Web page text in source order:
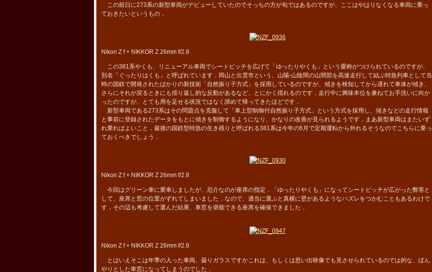
この前日に273系の新型車両がデビューしていたのでそっちの方が旬ではあるのですが、ここはやはりなくなる車両に乗っ
ておきたいというもの．
Nikon Z f + NIKKOR Z 26mm f/2.8
この381系やくも、リニューアル車両でシートピッチを広げて「ゆったりやくも」という愛称がつけられているのですが、
別名「ぐったりはくも」と呼ばれています．岡山と出雲市という、山陽-山陰間の山間部を高速走行して結ぶ特急列車として当
時の国鉄で開発されたばかりの新技術「自然振り子方式」を採用しているのですが、傾きを検知してから遅れて車体が傾き、
さらにそれが戻るときにも揺り返し的な反動があるなど、とにかく揺れるのです．走行中に興味本位を兼ねてお手洗いに向か
ったのですが、とても用を足せる状況ではなく諦めて帰ってきたほどです．
新型車両である273系はその問題点を克服して「車上型制御付自然振り子方式」という方式を採用し、傾きなどの走行情報
と事前に登録されたデータをもとに傾きを制御するようになり、かなりの改善が見られるようです．まあ新型車両はまたいず
れ乗ればよいこと．最後の国鉄型特急の生き残りと呼ばれる381系は今年の6月で定期運転から外れるそうなのでこちらに乗っ
ておくべきでしょう．
Nikon Z f + NIKKOR Z 26mm f/2.8
今回はグリーン車に乗車しましたが、厄介なのが座席の指定．「ゆったりやくも」になってシートピッチが広がった弊害と
して、座席と窓の位置がずれてしまいました．なので、適当に選ぶと真横に壁があるようなハズレをつかむこともあるわけで
す．その辺も考慮して選んだ結果、車窓を堪能できる座席を確保できました．
Nikon Z f + NIKKOR Z 26mm f/2.8
とはいえそこは年季の入った車両、曇りガラスですかこれは、もしくは思い出映像でも見させられているのでは的な、ぼん
やりとした車窓になってしまうのでした．